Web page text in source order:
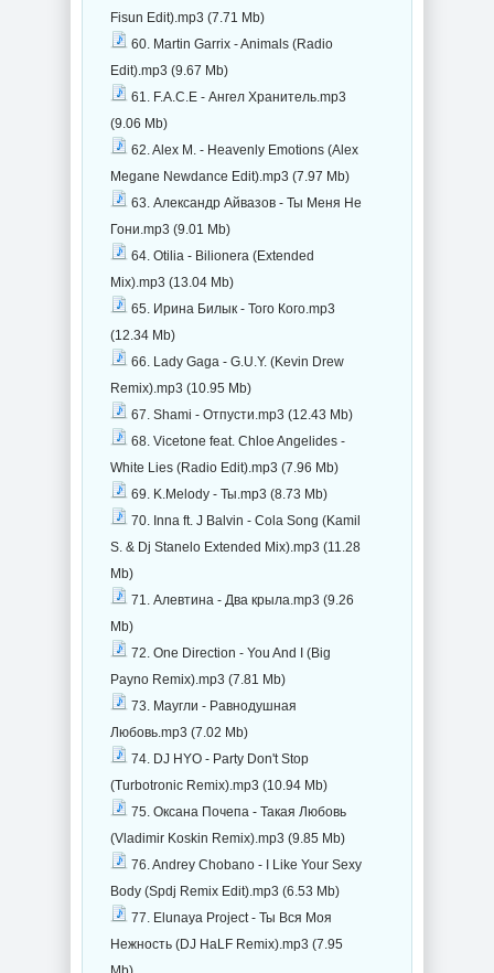
Fisun Edit).mp3 (7.71 Mb)
60. Martin Garrix - Animals (Radio
Edit).mp3 (9.67 Mb)
61. F.A.C.E - Ангел Хранитель.mp3
(9.06 Mb)
62. Alex M. - Heavenly Emotions (Alex
Megane Newdance Edit).mp3 (7.97 Mb)
63. Александр Айвазов - Ты Меня Не
Гони.mp3 (9.01 Mb)
64. Otilia - Bilionera (Extended
Mix).mp3 (13.04 Mb)
65. Ирина Билык - Того Кого.mp3
(12.34 Mb)
66. Lady Gaga - G.U.Y. (Kevin Drew
Remix).mp3 (10.95 Mb)
67. Shami - Отпусти.mp3 (12.43 Mb)
68. Vicetone feat. Chloe Angelides -
White Lies (Radio Edit).mp3 (7.96 Mb)
69. K.Melody - Ты.mp3 (8.73 Mb)
70. Inna ft. J Balvin - Cola Song (Kamil
S. & Dj Stanelo Extended Mix).mp3 (11.28
Mb)
71. Алевтина - Два крыла.mp3 (9.26
Mb)
72. One Direction - You And I (Big
Payno Remix).mp3 (7.81 Mb)
73. Маугли - Равнодушная
Любовь.mp3 (7.02 Mb)
74. DJ HYO - Party Don't Stop
(Turbotronic Remix).mp3 (10.94 Mb)
75. Оксана Почепа - Такая Любовь
(Vladimir Koskin Remix).mp3 (9.85 Mb)
76. Andrey Chobano - I Like Your Sexy
Body (Spdj Remix Edit).mp3 (6.53 Mb)
77. Elunaya Project - Ты Вся Моя
Нежность (DJ HaLF Remix).mp3 (7.95